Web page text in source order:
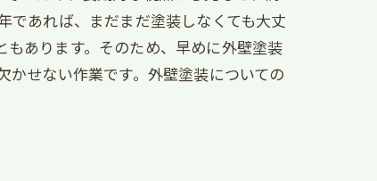
であれば、まだまだ塗装しなくても大丈
あります。そのため、早めに外壁塗装
かせない作業です。外壁塗装についての